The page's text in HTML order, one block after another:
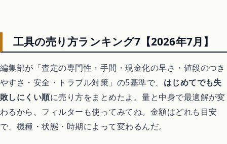
工具の売り方ランキング7【2026年7月】
編集部が「査定の専門性・手間・現金化の早さ・値段のつき
やすさ・安全・トラブル対策」の5基準で、 はじめてでも失
敗しにくい順に売り方をまとめたよ。量と中身で最適解が変
わるから、フィルターも使ってみてね。金額はどれも目安
で、機種・状態・時期によって変わるんだ。